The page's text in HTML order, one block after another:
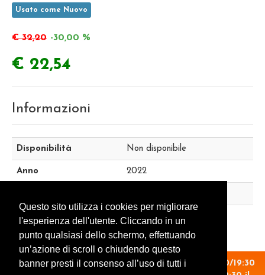
Questo sito utilizza i cookies per migliorare
l'esperienza dell'utente. Cliccando in un
punto qualsiasi dello schermo, effettuando
un’azione di scroll o chiudendo questo
banner presti il consenso all’uso di tutti i
Usato come Nuovo
€ 32,20 -30,00 %
€ 22,54
Informazioni
Disponibilità Non disponibile
Anno 2022
ISBN 9788809962965
Orario: 14:30/19:30 il lunedì. 09:00/13:00 - 14:30/19:30